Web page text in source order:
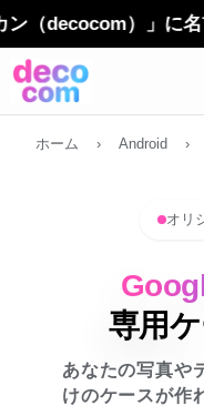
）」に名前が
ホーム › Android ›
オリ
専用
あなたの写真や
けのケースが作